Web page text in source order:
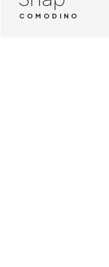
COMODINO